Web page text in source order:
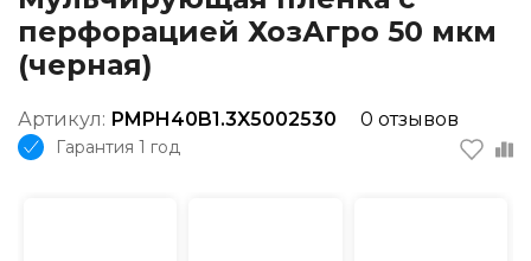
перфорацией ХозАгро 50 мкм
(черная)
Артикул: PMPH40B1.3X5002530 0 отзывов
Гарантия 1 год